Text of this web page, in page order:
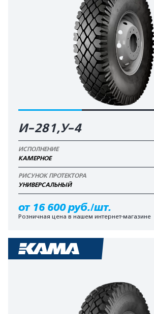
И-281,У-4
ИСПОЛНЕНИЕ
КАМЕРНОЕ
РИСУНОК ПРОТЕКТОРА
УНИВЕРСАЛЬНЫЙ
от 16 600 руб./шт.
Розничная цена в нашем интернет-магазине